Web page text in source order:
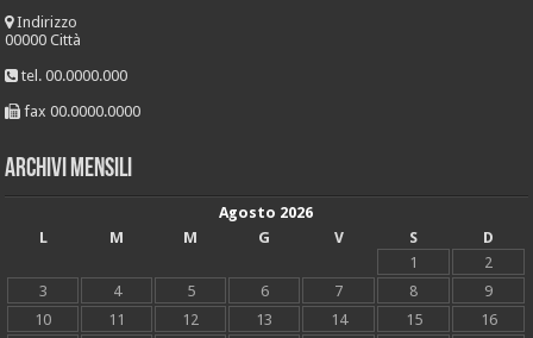
Indirizzo
00000 Città
tel. 00.0000.000
fax 00.0000.0000
Archivi mensili
Agosto 2026
L
M M G V S
D
1
2
3
4 5 6 7 8
9
10
11 12 13 14 15
16